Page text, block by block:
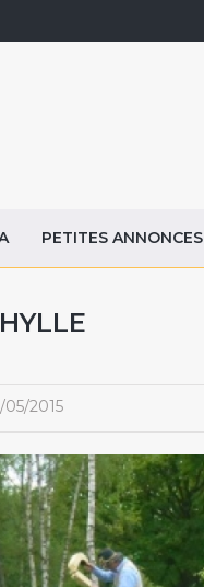
PETITES ANNONCES
05/2015